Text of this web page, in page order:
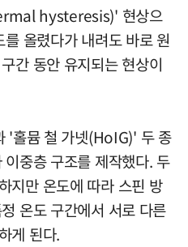
hysteresis)' 현상으
올렸다가 내려도 바로 원
간 동안 유지되는 현상이
'홀뮴 철 가넷(HoIG)' 두 종
중층 구조를 제작했다. 두
지만 온도에 따라 스핀 방
온도 구간에서 서로 다른
게 된다.